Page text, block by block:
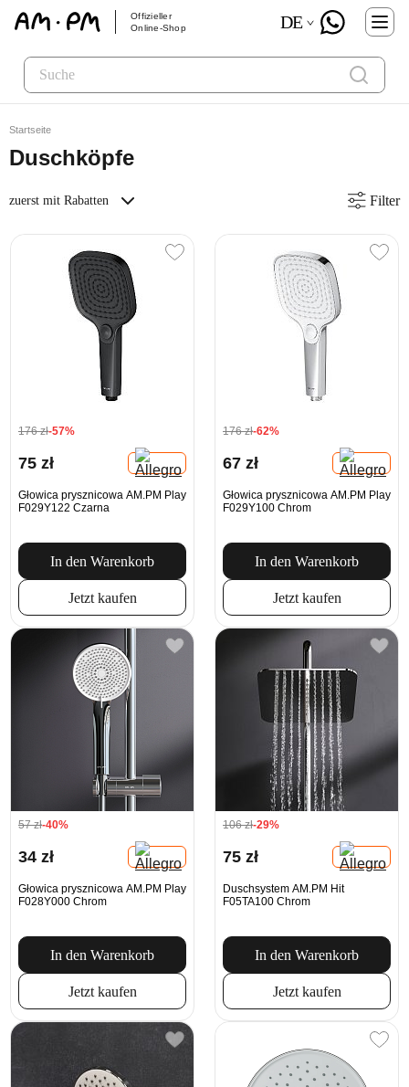
Offizieller
Online-Shop
DE
Startseite
Duschköpfe
zuerst mit Rabatten Filter
176 zł-57%
75 zł
Głowica prysznicowa AM.PM Play
F029Y122 Czarna
In den Warenkorb
Jetzt kaufen
176 zł-62%
67 zł
Głowica prysznicowa AM.PM Play
F029Y100 Chrom
In den Warenkorb
Jetzt kaufen
57 zł-40%
34 zł
Głowica prysznicowa AM.PM Play
F028Y000 Chrom
In den Warenkorb
Jetzt kaufen
106 zł-29%
75 zł
Duschsystem AM.PM Hit
F05TA100 Chrom
In den Warenkorb
Jetzt kaufen